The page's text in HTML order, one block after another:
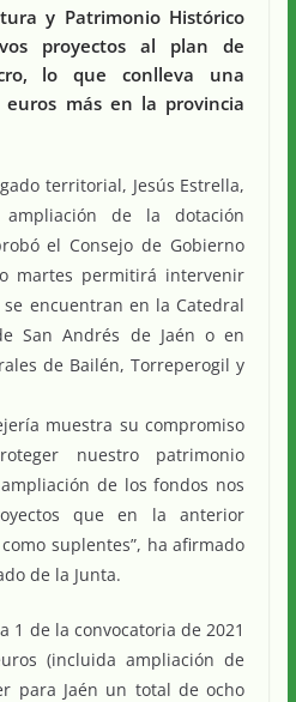
y Patrimonio Histórico
proyectos al plan de
lo que conlleva una
euros más en la provincia
territorial, Jesús Estrella,
de la dotación
el Consejo de Gobierno
martes permitirá intervenir
encuentran en la Catedral
San Andrés de Jaén o en
de Bailén, Torreperogil y
muestra su compromiso
nuestro patrimonio
de los fondos nos
que en la anterior
suplentes”, ha afirmado
de la Junta.
1 de la convocatoria de 2021
(incluida ampliación de
para Jaén un total de ocho